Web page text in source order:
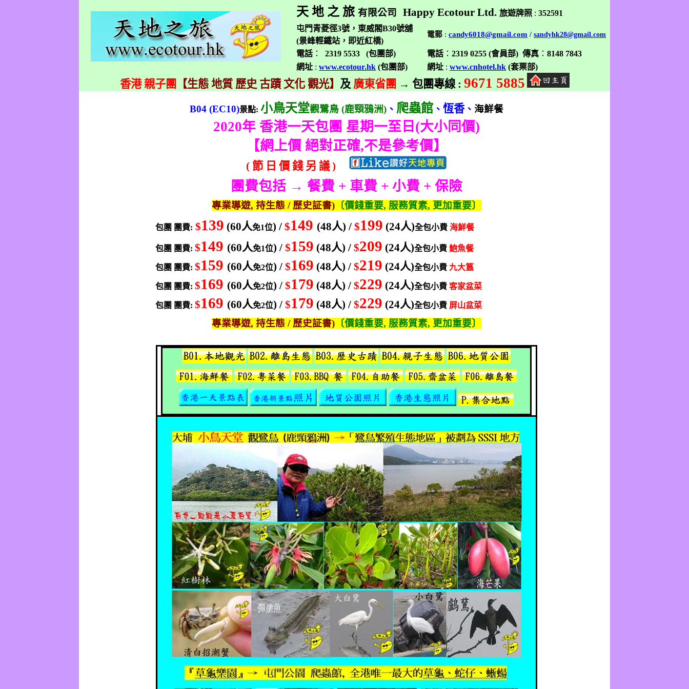
天 地 之 旅有限公司 Happy Ecotour Ltd.旅遊牌照 :352591
屯門青菱徑3號，東威閣B30號舖
(景峰輕鐵站，即近紅橋)
電郵 :candy6018@gmail.com /sandyhk28@gmail.com
電話 ： 2319 5533 (包團部) 電話 ：2319 0255 (會員部)傳真 ：8148 7843
網址 : www.ecotour.hk (包團部) 網址 : www.cnhotel.hk (套票部)
香港 親子團 【生態 地質 歷史 古蹟 文化 觀光】 及 廣東省團 → 包團專線: 9671 5885
B04 (EC10)景點: 小鳥天堂觀鷺鳥(鹿頸鴉洲)、 爬蟲館、 恆香、 海鮮餐
2020年 香港一天包團 星期一至日 (大小同價)
【網上價 絕對正確,不是參考價】
( 節 日 價 錢 另 議)
團費包括 → 餐費 + 車費 + 小費 + 保險
專業導遊, 持生態 / 歷史証書)〔價錢重要, 服務質素, 更加重要〕
包團 團費: $139 (60人免1位) /$149 (48人) /$199 (24人)全包小費海鮮餐
包團 團費:$149 (60人免1位) /$159 (48人) /$209 (24人)全包小費鮑魚餐
包團 團費:$159 (60人免2位) /$169 (48人) /$219 (24人)全包小費 九大簋
包團 團費:$169 (60人免2位) /$179 (48人) /$229 (24人)全包小費客家盆菜
包團 團費:$169 (60人免2位) /$179 (48人) /$229 (24人)全包小費 屏山盆菜
專業導遊, 持生態 / 歷史証書)〔價錢重要, 服務質素, 更加重要〕